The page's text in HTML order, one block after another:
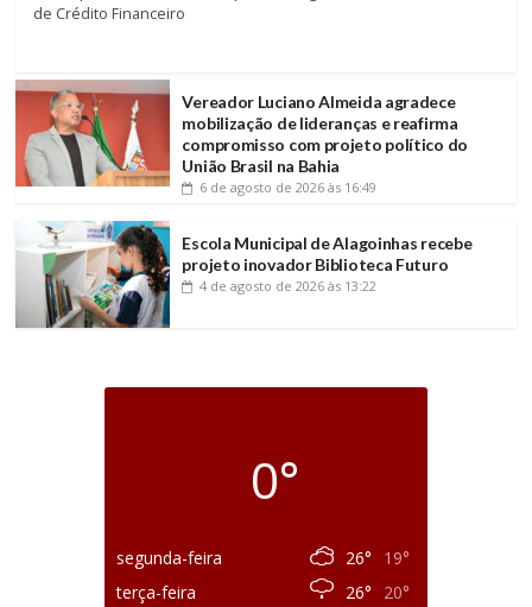
de Crédito Financeiro
Vereador Luciano Almeida agradece
mobilização de lideranças e reafirma
compromisso com projeto político do
União Brasil na Bahia
6 de agosto de 2026 às 16:49
Escola Municipal de Alagoinhas recebe
projeto inovador Biblioteca Futuro
4 de agosto de 2026 às 13:22
0°
segunda-feira 26°
19°
terça-feira
26° 20°